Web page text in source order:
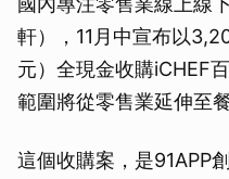
軒），11月中宣布以
元）全現金收購iCHEF
範圍將從零售業延伸至餐
這個收購案，是91APP